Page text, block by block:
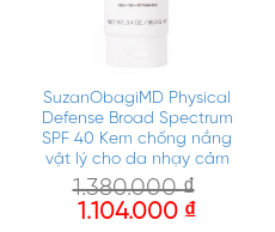
SuzanObagiMD Physical
Defense Broad Spectrum
SPF 40 Kem chống nắng
vật lý cho da nhạy cảm
1.380.000₫
1.104.000 ₫